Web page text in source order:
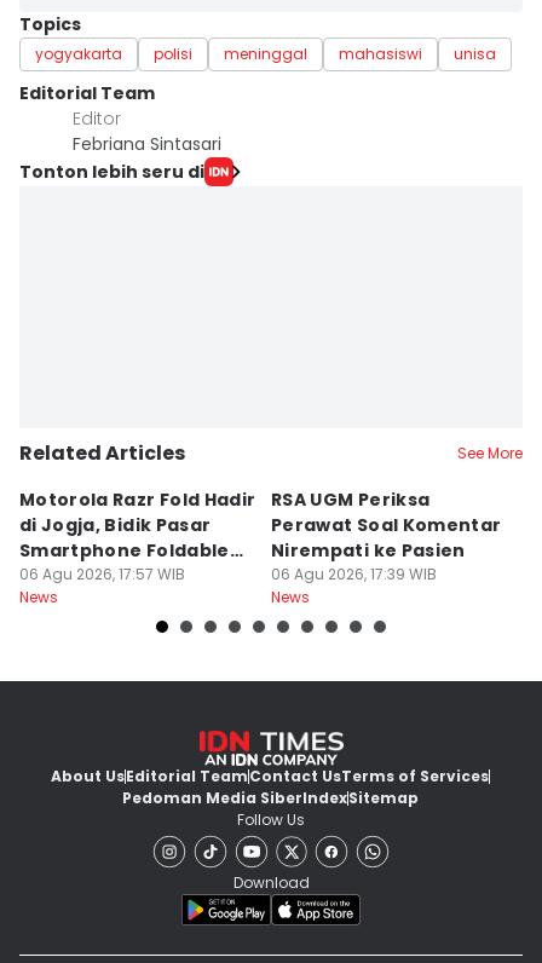
Topics
yogyakarta polisi meninggal mahasiswi unisa
Editorial Team
Editor
Febriana Sintasari
Tonton lebih seru di
Related Articles See More
Motorola Razr Fold Hadir
di Jogja, Bidik Pasar
Smartphone Foldable
Premium
06 Agu 2026, 17:57 WIB
News
RSA UGM Periksa
Perawat Soal Komentar
Nirempati ke Pasien
06 Agu 2026, 17:39 WIB
News
About UsEditorial TeamContact UsTerms of Services
Pedoman Media SiberIndexSitemap
Follow Us
Download